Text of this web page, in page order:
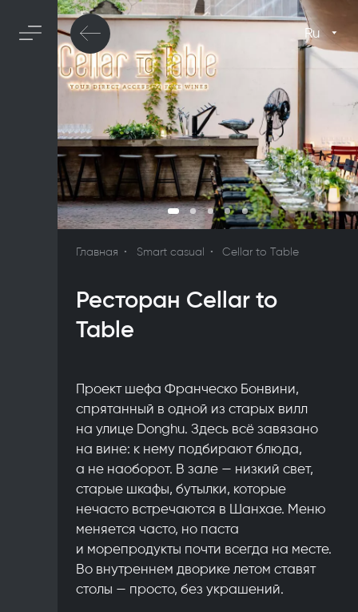
Ru
Главная Smart casual Cellar to Table
Ресторан Cellar to
Table
Проект шефа Франческо Бонвини,
спрятанный в одной из старых вилл
на улице Donghu. Здесь всё завязано
на вине: к нему подбирают блюда,
а не наоборот. В зале — низкий свет,
старые шкафы, бутылки, которые
нечасто встречаются в Шанхае. Меню
меняется часто, но паста
и морепродукты почти всегда на месте.
Во внутреннем дворике летом ставят
столы — просто, без украшений.